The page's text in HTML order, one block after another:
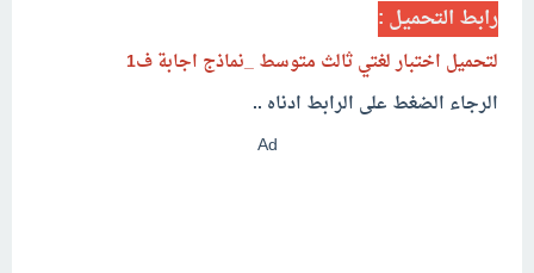
رابط التحميل :
لتحميل اختبار لغتي ثالث متوسط _نماذج اجابة ف1
الرجاء الضغط على الرابط ادناه ..
Ad